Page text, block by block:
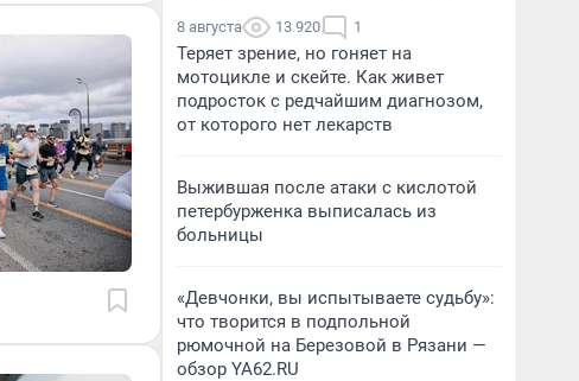
8 августа 13 920 1
Теряет зрение, но гоняет на
мотоцикле и скейте. Как живет
подросток с редчайшим диагнозом,
от которого нет лекарств
Выжившая после атаки с кислотой
петербурженка выписалась из
больницы
«Девчонки, вы испытываете судьбу»:
что творится в подпольной
рюмочной на Березовой в Рязани —
обзор YA62.RU